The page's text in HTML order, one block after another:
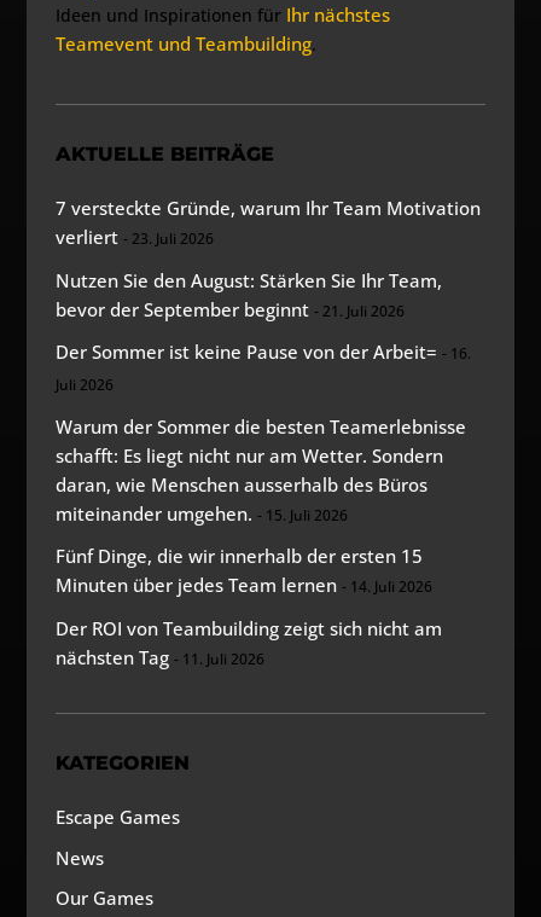
Ideen und Inspirationen für Ihr nächstes
Teamevent und Teambuilding.
AKTUELLE BEITRÄGE
7 versteckte Gründe, warum Ihr Team Motivation
verliert
23. Juli 2026
Nutzen Sie den August: Stärken Sie Ihr Team,
bevor der September beginnt
21. Juli 2026
Der Sommer ist keine Pause von der Arbeit=
16.
Juli 2026
Warum der Sommer die besten Teamerlebnisse
schafft: Es liegt nicht nur am Wetter. Sondern
daran, wie Menschen ausserhalb des Büros
miteinander umgehen.
15. Juli 2026
Fünf Dinge, die wir innerhalb der ersten 15
Minuten über jedes Team lernen
14. Juli 2026
Der ROI von Teambuilding zeigt sich nicht am
nächsten Tag
11. Juli 2026
KATEGORIEN
Escape Games
News
Our Games